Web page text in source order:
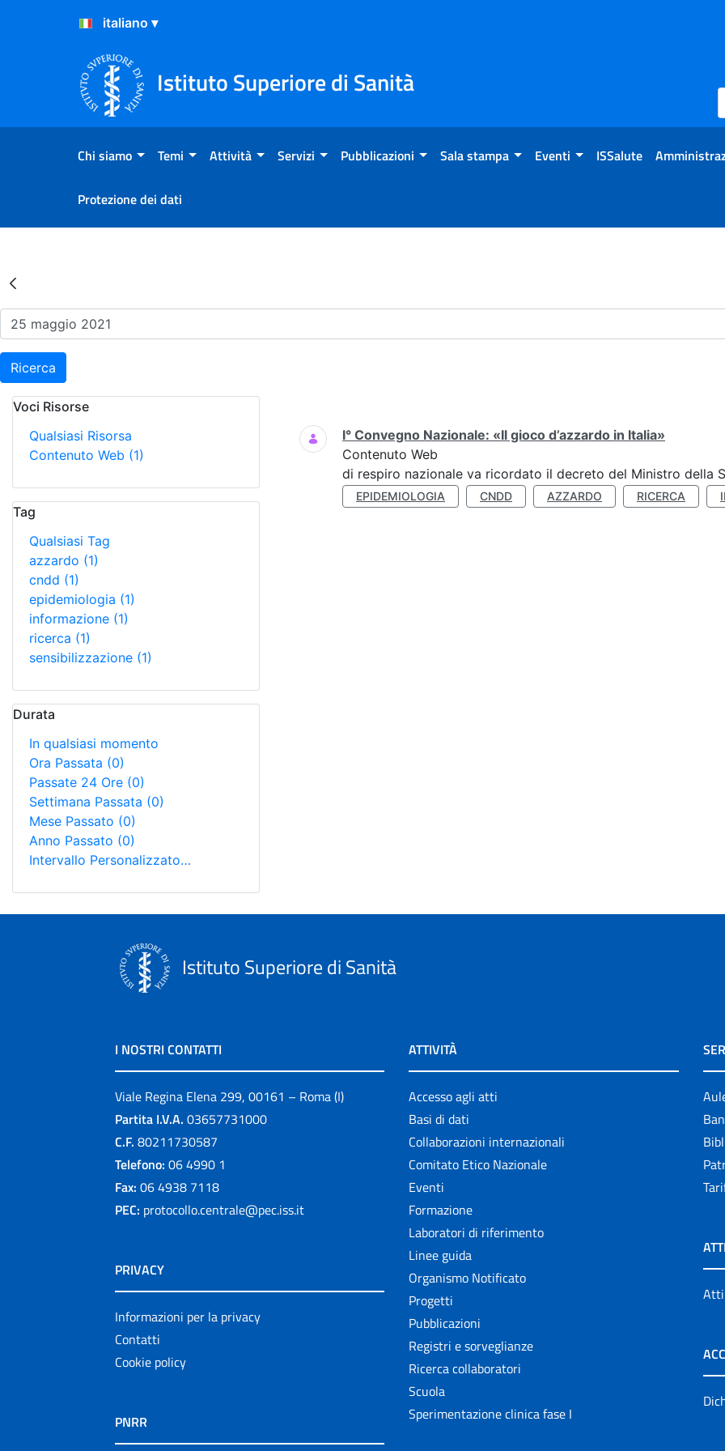
Salta al Contenuto
Salta al Footer
Istituto Superiore di Sanità
Chi siamo Temi Attività Servizi Pubblicazioni Sala stampa Eventi ISSalute
Protezione dei dati
Risultati della Ricerca - Eventi
Ricerca
Voci Risorse
Qualsiasi Risorsa
Contenuto Web (1)
Tag
Qualsiasi Tag
azzardo (1)
cndd (1)
epidemiologia (1)
informazione (1)
ricerca (1)
sensibilizzazione (1)
Durata
In qualsiasi momento
Ora Passata (0)
Passate 24 Ore (0)
Settimana Passata (0)
Mese Passato (0)
Anno Passato (0)
Intervallo Personalizzato…
Ricerca
I° Convegno Nazionale: «Il gioco d’azzardo in Italia»
Contenuto Web
di respiro nazionale va ricordato il decreto del Ministro della
EPIDEMIOLOGIA CNDD AZZARDO RICERCA
Istituto Superiore di Sanità
I NOSTRI CONTATTI
Viale Regina Elena 299, 00161 – Roma (I)
Partita I.V.A. 03657731000
C.F. 80211730587
Telefono: 06 4990 1
Fax: 06 4938 7118
PEC: protocollo.centrale@pec.iss.it
PRIVACY
Informazioni per la privacy
Contatti
Cookie policy
PNRR
ATTIVITÀ
Accesso agli atti
Basi di dati
Collaborazioni internazionali
Comitato Etico Nazionale
Eventi
Formazione
Laboratori di riferimento
Linee guida
Organismo Notificato
Progetti
Pubblicazioni
Registri e sorveglianze
Ricerca collaboratori
Scuola
Sperimentazione clinica fase I
Atti